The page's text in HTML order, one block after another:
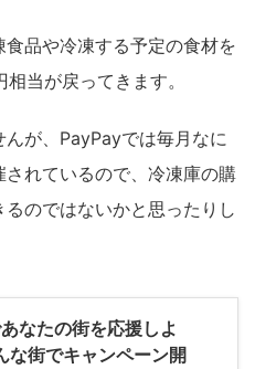
品や冷凍する予定の食材を
当が戻ってきます。
が、PayPayでは毎月なに
れているので、冷凍庫の購
のではないかと思ったりし
なたの街を応援しよ
な街でキャンペーン開